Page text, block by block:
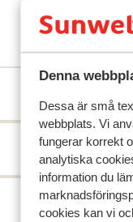
Denna
Dessa är små
webbplats. Vi
fungerar korrekt
analytiska
information du
cookies kan vi
i en solstol och
finns ett
att upptäcka
Upptäck
som vulkanen
de charmiga
överväg